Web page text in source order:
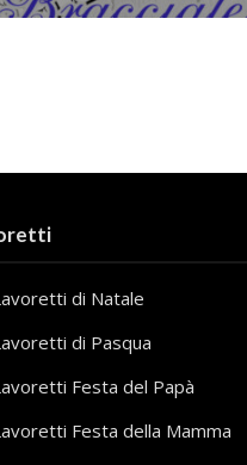
di Natale
di Pasqua
Festa del Papà
Festa della Mamma